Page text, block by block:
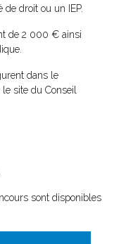
droit ou un IEP.
de 2 000 € ainsi
dans le
site du Conseil
sont disponibles